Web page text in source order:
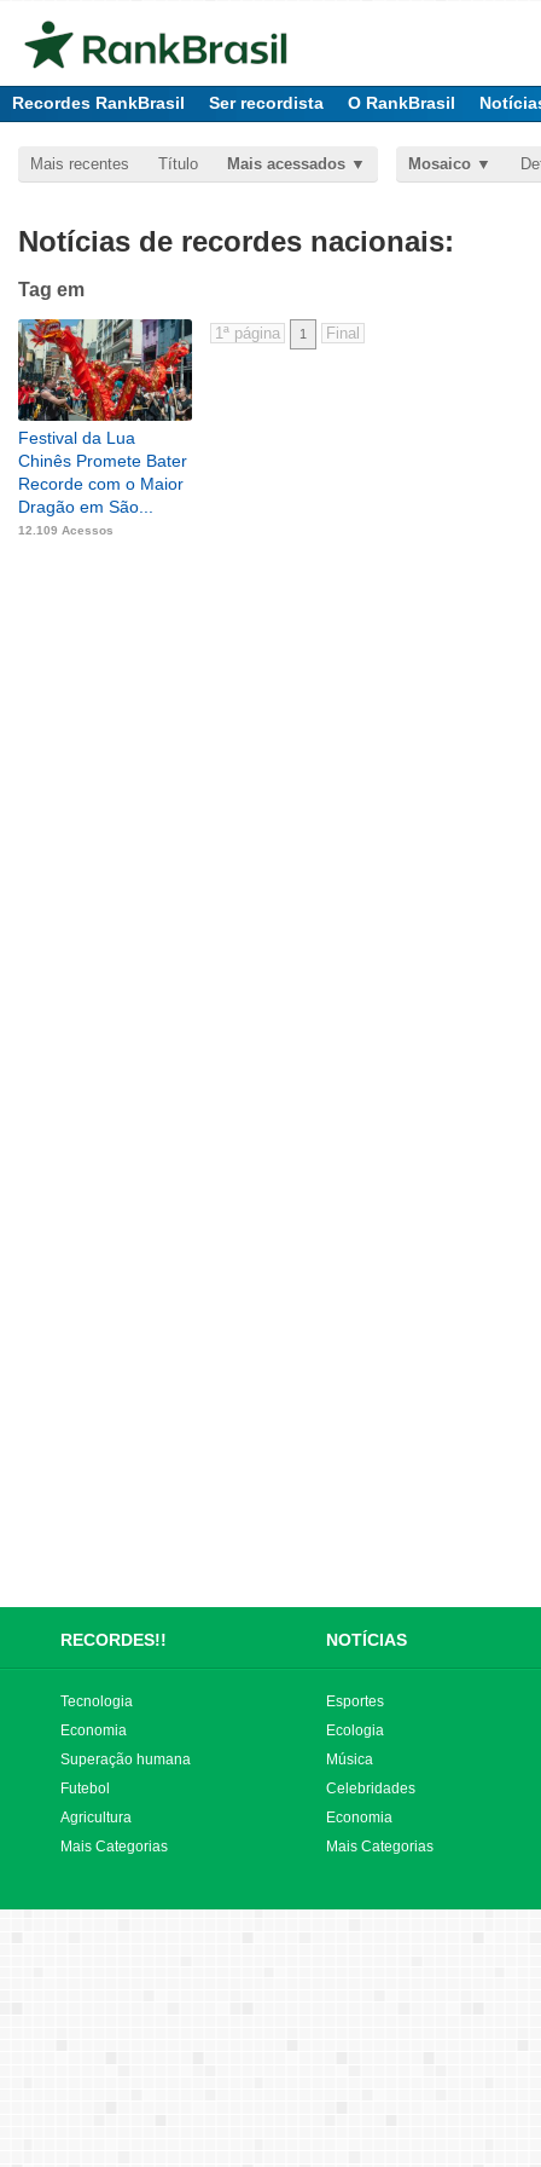
Recordes RankBrasil Ser recordista O RankBrasil
Mais recentes Título Mais acessados Mosaico
Notícias de recordes nacionais:
Tag em
Festival da Lua
Chinês Promete Bater
Recorde com o Maior
Dragão em São...
12.109 Acessos
1
RECORDES!! NOTÍCIAS
Tecnologia
Economia
Superação humana
Futebol
Agricultura
Mais Categorias
Esportes
Ecologia
Música
Celebridades
Economia
Mais Categorias